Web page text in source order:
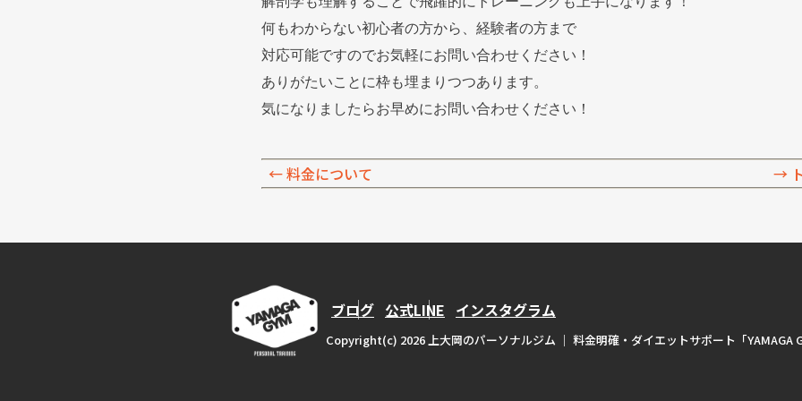
何もわからない初心者の方から、経験者の方まで
対応可能ですのでお気軽にお問い合わせください！
ありがたいことに枠も埋まりつつあります。
気になりましたらお早めにお問い合わせください！
←料金について →
ブログ 公式LINE インスタグラム
Copyright(c) 2026 上大岡のパーソナルジム ｜ 料金明確・ダイエットサポート「YAMAGA